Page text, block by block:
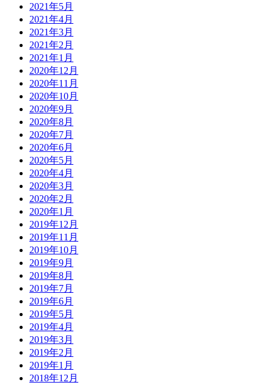
2021年5月
2021年4月
2021年3月
2021年2月
2021年1月
2020年12月
2020年11月
2020年10月
2020年9月
2020年8月
2020年7月
2020年6月
2020年5月
2020年4月
2020年3月
2020年2月
2020年1月
2019年12月
2019年11月
2019年10月
2019年9月
2019年8月
2019年7月
2019年6月
2019年5月
2019年4月
2019年3月
2019年2月
2019年1月
2018年12月